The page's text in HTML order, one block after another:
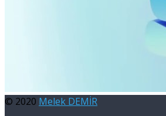
© 2020 Melek DEMİR